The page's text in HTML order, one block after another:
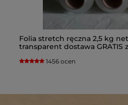
Folia stretch ręczna 2,5 kg
transparent dostawa GRATIS
1456 ocen